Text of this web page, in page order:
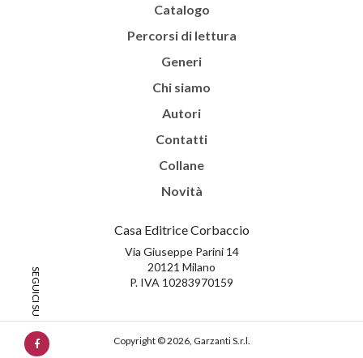
Catalogo
Percorsi di lettura
Generi
Chi siamo
Autori
Contatti
Collane
Novità
Casa Editrice Corbaccio
Via Giuseppe Parini 14
20121 Milano
P. IVA 10283970159
Copyright © 2026, Garzanti S.r.l.